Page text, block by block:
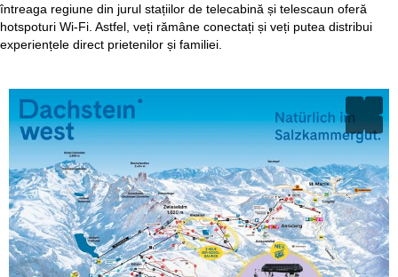
întreaga regiune din jurul stațiilor de telecabină și telescaun oferă
hotspoturi Wi-Fi. Astfel, veți rămâne conectați și veți putea distribui
experiențele direct prietenilor și familiei.